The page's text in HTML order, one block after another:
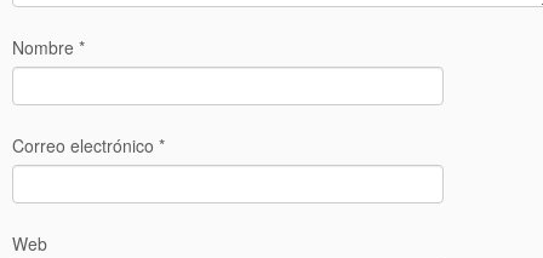
Nombre *
Correo electrónico *
Web